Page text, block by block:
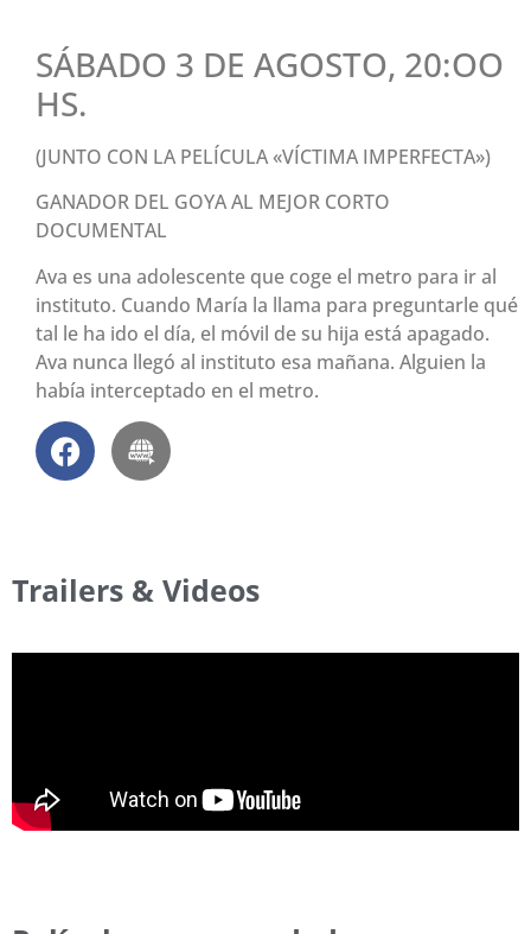
SÁBADO 3 DE AGOSTO, 20:OO
HS.
(JUNTO CON LA PELÍCULA «VÍCTIMA IMPERFECTA»)
GANADOR DEL GOYA AL MEJOR CORTO
DOCUMENTAL
Ava es una adolescente que coge el metro para ir al
instituto. Cuando María la llama para preguntarle qué
tal le ha ido el día, el móvil de su hija está apagado.
Ava nunca llegó al instituto esa mañana. Alguien la
había interceptado en el metro.
Trailers & Videos